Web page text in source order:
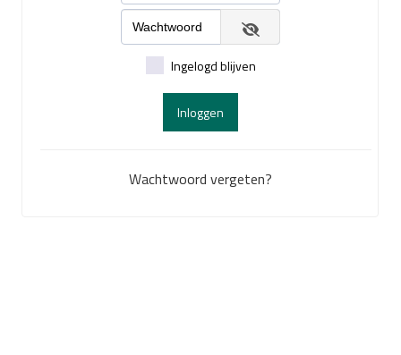
Ingelogd blijven
Inloggen
Wachtwoord vergeten?